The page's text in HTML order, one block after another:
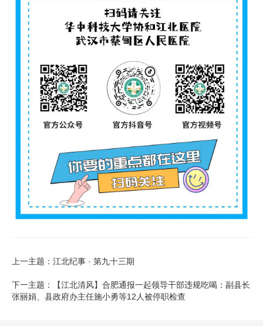
上一主题：江北纪事 · 第九十三期
下一主题：【江北清风】合肥通报一起领导干部违规吃喝：副县长
张丽娟、县政府办主任施小勇等12人被停职检查